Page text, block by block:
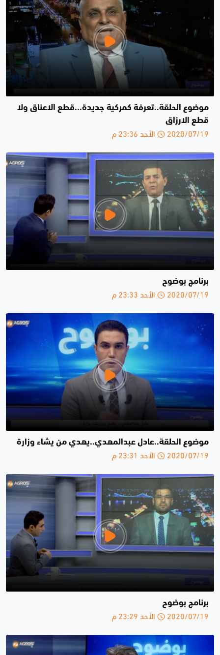
موضوع الحلقة..تعرفة كمركية جديدة...قطع الاعناق ولا
قطع الارزاق
2020/07/19 الأحد 23:36 م
برنامج بوضوح
2020/07/19 الأحد 23:33 م
موضوع الحلقة..عادل عبدالمهدي..يهدي من يشاء وزارة
2020/07/19 الأحد 23:31 م
برنامج بوضوح
2020/07/19 الأحد 23:29 م